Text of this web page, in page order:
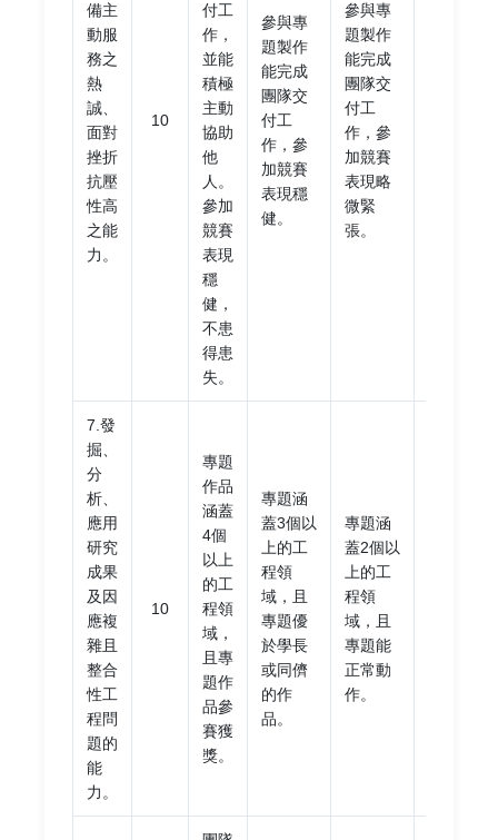
備主
動服
務之
熱
誠、
面對
挫折
抗壓
性高
之能
力。
10
付工
作，
並能
積極
主動
協助
他
人。
參加
競賽
表現
穩
健，
不患
得患
失。
參與專
題製作
能完成
團隊交
付工
作，參
加競賽
表現穩
健。
參與專
題製作
能完成
團隊交
付工
作，參
加競賽
表現略
微緊
張。
7.發
掘、
分
析、
應用
研究
成果
及因
應複
雜且
整合
性工
程問
題的
能
力。
10
專題
作品
涵蓋
4個
以上
的工
程領
域，
且專
題作
品參
賽獲
獎。
專題涵
蓋3個以
上的工
程領
域，且
專題優
於學長
或同儕
的作
品。
專題涵
蓋2個以
上的工
程領
域，且
專題能
正常動
作。